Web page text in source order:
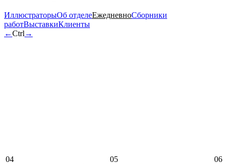
ИллюстраторыОб отделеЕжедневноСборники
работВыставкиКлиенты
←Ctrl →
04 05 06